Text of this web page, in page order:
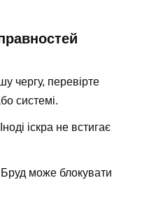
чергу, перевірте
системі.
Іноді іскра не встигає
Бруд може блокувати